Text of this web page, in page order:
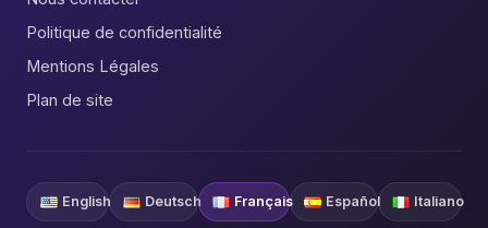
Politique de confidentialité
Mentions Légales
Plan de site
English Deutsch Français Español Italiano